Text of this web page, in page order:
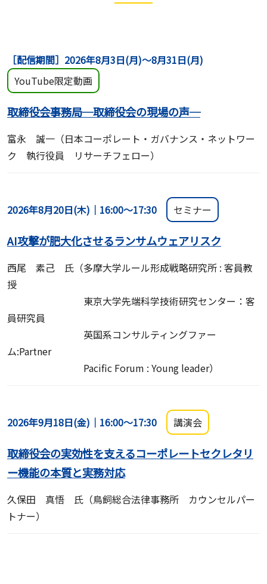
［配信期間］2026年8月3日(月)～8月31日(月)
YouTube限定動画
取締役会事務局─取締役会の現場の声─
富永 誠一（日本コーポレート・ガバナンス・ネットワー
ク 執行役員 リサーチフェロー）
2026年8月20日(木)｜16:00～17:30 セミナー
AI攻撃が肥大化させるランサムウェアリスク
西尾 素己 氏（多摩大学ルール形成戦略研究所 : 客員教
授
東京大学先端科学技術研究センター：客
員研究員
英国系コンサルティングファー
ム:Partner
Pacific Forum : Young leader）
2026年9月18日(金)｜16:00～17:30 講演会
取締役会の実効性を支えるコーポレートセクレタリ
ー機能の本質と実務対応
久保田 真悟 氏（鳥飼総合法律事務所 カウンセルパー
トナー）